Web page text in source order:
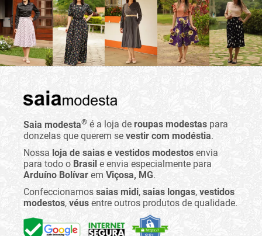
Saia modesta® é a loja de roupas modestas para
donzelas que querem se vestir com modéstia.
Nossa loja de saias e vestidos modestos envia
para todo o Brasil e envia especialmente para
Arduíno Bolívar em Viçosa, MG.
Confeccionamos saias midi, saias longas, vestidos
modestos, véus entre outros produtos de qualidade.